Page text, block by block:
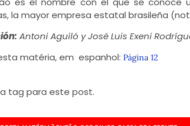
la mayor empresa estatal brasileña
Antoni Aguiló y José Luis Exeni
matéria, em espanhol: Página 12
tag para este post.